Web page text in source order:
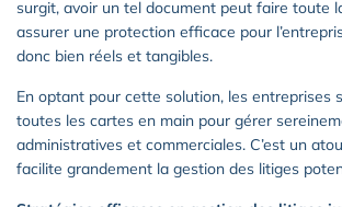
surgit, avoir un tel document peut faire toute
assurer une protection efficace pour
donc bien réels et tangibles.
En optant pour cette solution, les entreprises
toutes les cartes en main pour gérer
administratives et commerciales. C’est un
facilite grandement la gestion des litiges